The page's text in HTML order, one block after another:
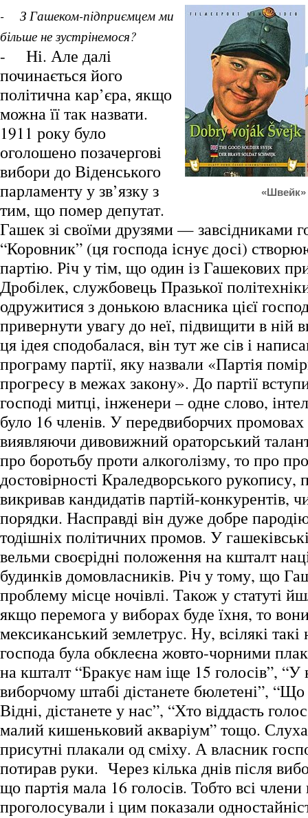
«Швейк»
- З Гашеком-підприємцем ми
більше не зустрінемося?
- Ні. Але далі
починається його
політична кар’єра, якщо
можна її так назвати.
1911 року було
оголошено позачергові
вибори до Віденського
парламенту у зв’язку з
тим, що помер депутат.
Гашек зі своїми друзями — завсідниками
“Коровник” (ця господа існує досі)
партію. Річ у тім, що один із Гашекових
Дробілек, службовець Празької
одружитися з донькою власника цієї
привернути увагу до неї, підвищити в ній
ця ідея сподобалася, він тут же сів і
програму партії, яку назвали «Партія
прогресу в межах закону». До партії
господі митці, інженери – одне слово,
було 16 членів. У передвиборчих
виявляючи дивовижний ораторський
про боротьбу проти алкоголізму, то про
достовірності Краледворського рукопису,
викривав кандидатів партій-конкурентів,
порядки. Насправді він дуже добре
тодішніх політичних промов. У
вельми своєрідні положення на кшталт
будинків домовласників. Річ у тому, що
проблему місце ночівлі. Також у статуті
якщо перемога у виборах буде їхня, то
мексиканський землетрус. Ну, всілякі такі
господа була обклеєна жовто-чорними
на кшталт “Бракує нам іще 15 голосів”,
виборчому штабі дістанете бюлетені”, “Що
Відні, дістанете у нас”, “Хто віддасть
малий кишеньковий акваріум” тощо.
присутні плакали од сміху. А власник
потирав руки. Через кілька днів після
що партія мала 16 голосів. Тобто всі члени
проголосували і цим показали